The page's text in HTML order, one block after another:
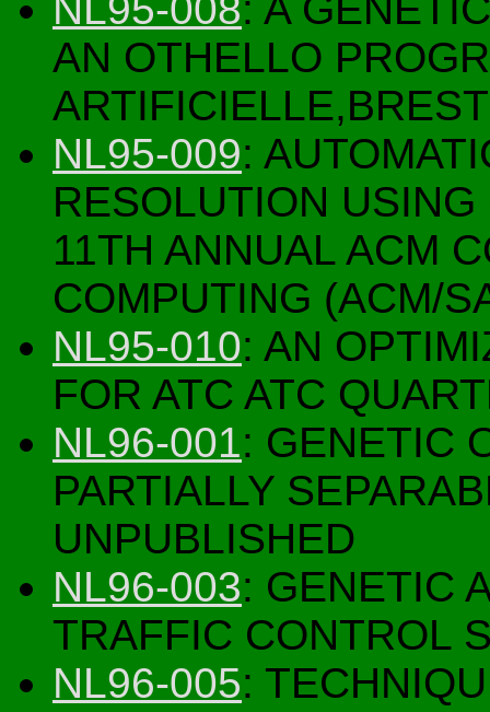
AN OTHELLO
ARTIFICIELLE,BREST
NL95-009:
RESOLUTION
11TH ANNUAL ACM
COMPUTING (ACM/
NL95-010: AN
FOR ATC ATC
NL96-001: GENETIC
PARTIALLY
UNPUBLISHED
NL96-003: GENETIC
TRAFFIC CONTROL
NL96-005: